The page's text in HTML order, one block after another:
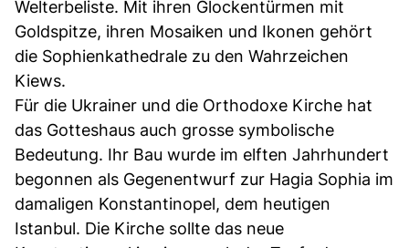
Welterbeliste. Mit ihren Glockentürmen mit
Goldspitze, ihren Mosaiken und Ikonen gehört
die Sophienkathedrale zu den Wahrzeichen
Kiews.
Für die Ukrainer und die Orthodoxe Kirche hat
das Gotteshaus auch grosse symbolische
Bedeutung. Ihr Bau wurde im elften Jahrhundert
begonnen als Gegenentwurf zur Hagia Sophia im
damaligen Konstantinopel, dem heutigen
Istanbul. Die Kirche sollte das neue